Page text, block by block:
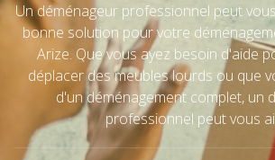
Un déménageur professionnel peut
bonne solution pour votre
Arize. Que vous ayez besoin d'aide
déplacer des meubles lourds ou que
d'un déménagement complet, un
professionnel peut vous